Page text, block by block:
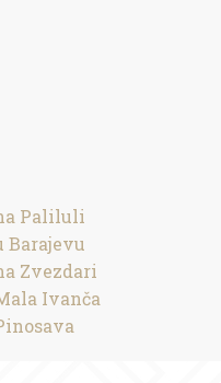
Paliluli
Barajevu
Zvezdari
Ivanča